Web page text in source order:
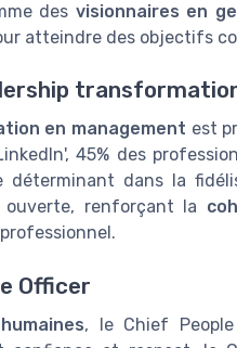
des visionnaires en
atteindre des objectifs
en management est
45% des
déterminant dans la
renforçant la
Officer
, le Chief